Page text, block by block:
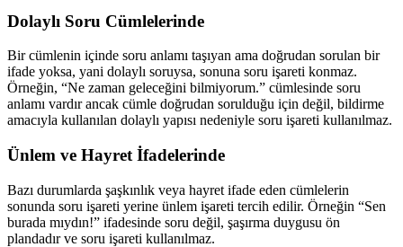
Dolaylı Soru Cümlelerinde
Bir cümlenin içinde soru anlamı taşıyan ama doğrudan sorulan bir
ifade yoksa, yani dolaylı soruysa, sonuna soru işareti konmaz.
Örneğin, “Ne zaman geleceğini bilmiyorum.” cümlesinde soru
anlamı vardır ancak cümle doğrudan sorulduğu için değil, bildirme
amacıyla kullanılan dolaylı yapısı nedeniyle soru işareti kullanılmaz.
Ünlem ve Hayret İfadelerinde
Bazı durumlarda şaşkınlık veya hayret ifade eden cümlelerin
sonunda soru işareti yerine ünlem işareti tercih edilir. Örneğin “Sen
burada mıydın!” ifadesinde soru değil, şaşırma duygusu ön
plandadır ve soru işareti kullanılmaz.